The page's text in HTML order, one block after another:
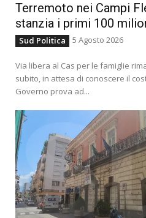
Terremoto nei Campi
stanzia i primi 100
Sud Politica 5 Agosto 2026
Via libera al Cas per le famiglie
subito, in attesa di conoscere il
Governo prova ad...